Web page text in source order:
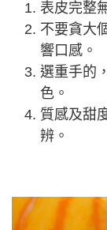
表皮完整
不要貪大
響口感。
選重手的
色。
質感及甜
辨。